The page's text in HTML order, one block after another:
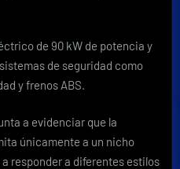
de 90 kW de potencia y
de seguridad como
y frenos ABS.
a evidenciar que la
únicamente a un nicho
responder a diferentes estilos